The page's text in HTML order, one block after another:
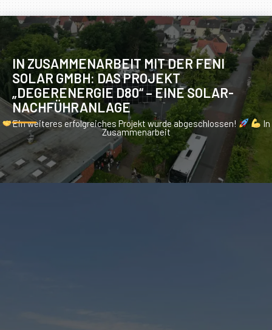
IN ZUSAMMENARBEIT MIT DER FENI
SOLAR GMBH: DAS PROJEKT
„DEGERENERGIE D80“ – EINE SOLAR-
NACHFÜHRANLAGE
Ein weiteres erfolgreiches Projekt wurde abgeschlossen!
In
Zusammenarbeit